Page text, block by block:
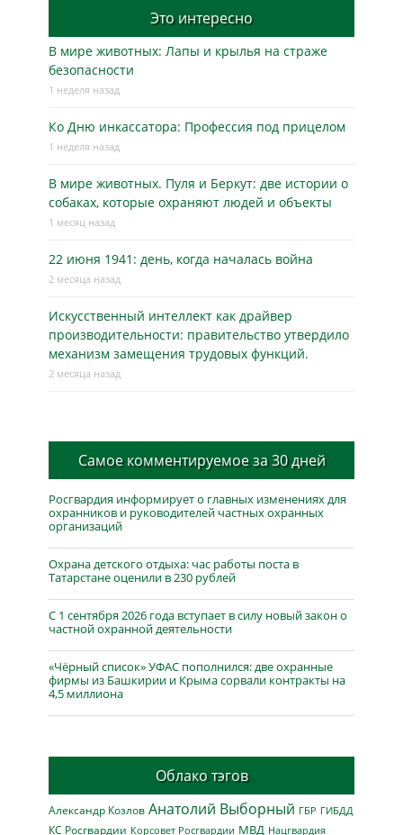
Это интересно
В мире животных: Лапы и крылья на страже
безопасности
1 неделя назад
Ко Дню инкассатора: Профессия под прицелом
1 неделя назад
В мире животных. Пуля и Беркут: две истории о
собаках, которые охраняют людей и объекты
1 месяц назад
22 июня 1941: день, когда началась война
2 месяца назад
Искусственный интеллект как драйвер
производительности: правительство утвердило
механизм замещения трудовых функций.
2 месяца назад
Самое комментируемое за 30 дней
Росгвардия информирует о главных изменениях для
охранников и руководителей частных охранных
организаций
Охрана детского отдыха: час работы поста в
Татарстане оценили в 230 рублей
С 1 сентября 2026 года вступает в силу новый закон о
частной охранной деятельности
«Чёрный список» УФАС пополнился: две охранные
фирмы из Башкирии и Крыма сорвали контракты на
4,5 миллиона
Облако тэгов
Александр Козлов Анатолий Выборный ГБР ГИБДД
КС Росгвардии Корсовет Росгвардии МВД Нацгвардия